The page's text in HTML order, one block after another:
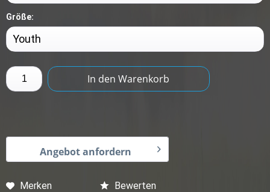
Größe:
In den Warenkorb
Angebot anfordern
Merken Bewerten